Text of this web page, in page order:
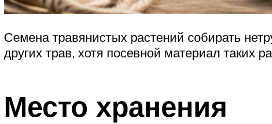
Семена травянистых растений собирать
других трав, хотя посевной материал таких
Место хранения